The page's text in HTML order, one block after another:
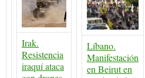
Irak.
Resistencia
iraquí ataca
Líbano.
Manifestación
en Beirut en